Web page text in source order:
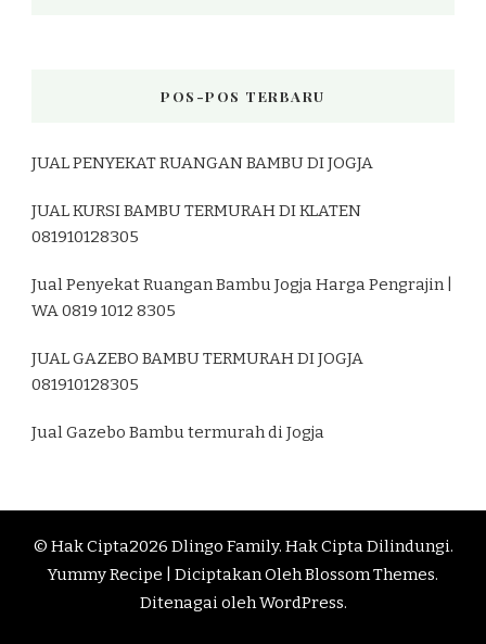
POS-POS TERBARU
JUAL PENYEKAT RUANGAN BAMBU DI JOGJA
JUAL KURSI BAMBU TERMURAH DI KLATEN
081910128305
Jual Penyekat Ruangan Bambu Jogja Harga Pengrajin |
WA 0819 1012 8305
JUAL GAZEBO BAMBU TERMURAH DI JOGJA
081910128305
Jual Gazebo Bambu termurah di Jogja
© Hak Cipta2026 Dlingo Family. Hak Cipta Dilindungi.
Yummy Recipe | Diciptakan OlehBlossom Themes.
Ditenagai olehWordPress.